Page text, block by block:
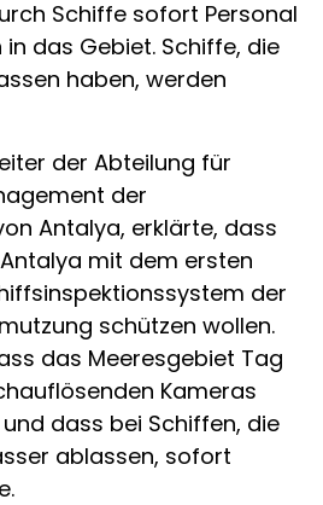
Schiffe sofort Personal
das Gebiet. Schiffe, die
haben, werden
der Abteilung für
der
Antalya, erklärte, dass
mit dem ersten
der
schützen wollen.
das Meeresgebiet Tag
Kameras
dass bei Schiffen, die
ablassen, sofort